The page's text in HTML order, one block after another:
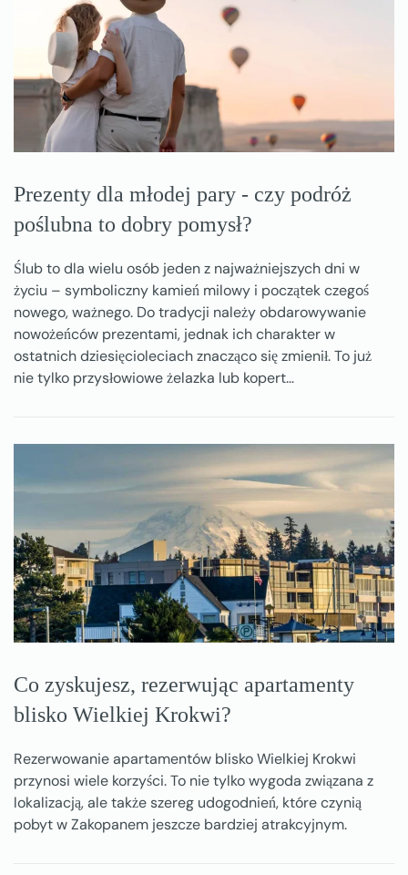
Prezenty dla młodej pary - czy podróż
poślubna to dobry pomysł?
Ślub to dla wielu osób jeden z najważniejszych dni w
życiu – symboliczny kamień milowy i początek czegoś
nowego, ważnego. Do tradycji należy obdarowywanie
nowożeńców prezentami, jednak ich charakter w
ostatnich dziesięcioleciach znacząco się zmienił. To już
nie tylko przysłowiowe żelazka lub kopert…
Co zyskujesz, rezerwując apartamenty
blisko Wielkiej Krokwi?
Rezerwowanie apartamentów blisko Wielkiej Krokwi
przynosi wiele korzyści. To nie tylko wygoda związana z
lokalizacją, ale także szereg udogodnień, które czynią
pobyt w Zakopanem jeszcze bardziej atrakcyjnym.